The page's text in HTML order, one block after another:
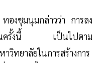
องชุมนุมกล่าวว่า การลง
ะในครั้งนี้ เป็นไปตาม
วิทยาลัยในการสร้างการ